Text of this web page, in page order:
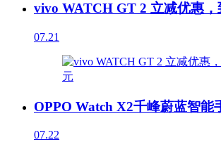
vivo WATCH GT 2 立减优惠，
07.21
OPPO Watch X2千峰蔚蓝智能
07.22